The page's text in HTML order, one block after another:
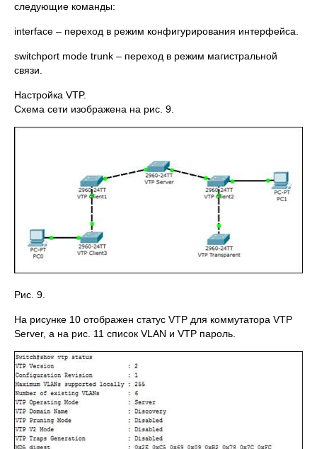
следующие команды:
interface – переход в режим конфигурирования интерфейса.
switchport mode trunk – переход в режим магистральной
связи.
Настройка VTP.
Схема сети изображена на рис. 9.
Рис. 9.
На рисунке 10 отображен статус VTP для коммутатора VTP
Server, а на рис. 11 список VLAN и VTP пароль.